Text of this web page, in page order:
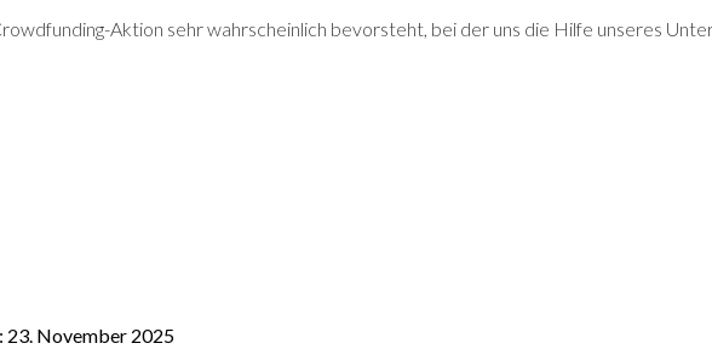
Aktion sehr wahrscheinlich bevorsteht, bei der uns die Hilfe unseres
November 2025